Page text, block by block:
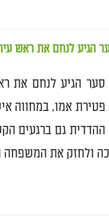
הגיע לנחם את ראש
סער הגיע לנחם את
פטירת אמו, במחווה
גם ברגעים
ולחזק את